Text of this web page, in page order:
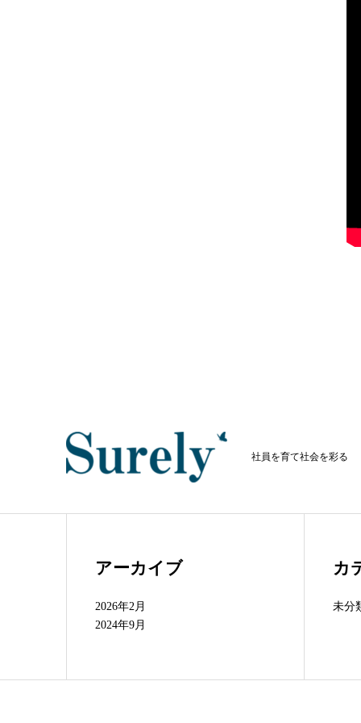
社員を育て社会を彩る
アーカイブ
2026年2月
2024年9月
カ
未分